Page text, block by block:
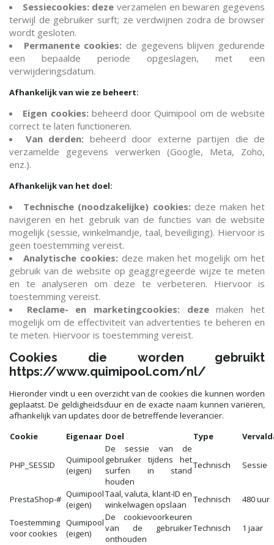
Sessiecookies: deze verzamelen en bewaren gegevens
terwijl de gebruiker surft; ze verdwijnen zodra de browser
wordt gesloten.
Permanente cookies: de gegevens blijven gedurende
een bepaalde periode opgeslagen, met een
verwijderingsdatum.
Afhankelijk van wie ze beheert:
Eigen cookies: beheerd door Quimipool om de website
correct te laten functioneren.
Van derden: beheerd door externe partijen die de
verzamelde gegevens verwerken (Google, Meta, Zoho,
enz.).
Afhankelijk van het doel:
Technische (noodzakelijke) cookies: deze maken het
navigeren en het gebruik van de functies van de website
mogelijk (sessie, winkelmandje, taal, beveiliging). Hiervoor is
geen toestemming vereist.
Analytische cookies: deze maken het mogelijk om het
gebruik van de website op geaggregeerde wijze te meten
en te analyseren om deze te verbeteren. Hiervoor is
toestemming vereist.
Reclame- en marketingcookies: dezemaken het
mogelijk om de effectiviteit van advertenties te beheren en
te meten. Hiervoor is toestemming vereist.
Cookies die worden gebruikt
https://www.quimipool.com/nl/
Hieronder vindt u een overzicht van de cookies die kunnen worden
geplaatst. De geldigheidsduur en de exacte naam kunnen variëren,
afhankelijk van updates door de betreffende leverancier.
Cookie
Eigenaar Doel Type
PHP_SESSID
Quimipool
(eigen)
De sessie van de
gebruiker tijdens het
surfen in stand
houden
Technisch Sessie
PrestaShop-# Quimipool
(eigen)
Taal, valuta, klant-ID en
winkelwagen opslaan
Technisch 480 uur
Toestemming
voor cookies
Quimipool
(eigen)
De cookievoorkeuren
van de gebruiker
onthouden
Technisch 1 jaar